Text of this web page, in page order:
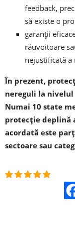
feedback,
să existe o
garanţii
răuvoitoare
nejustificată a
În prezent,
nereguli la nivelul
Numai 10 state
protecţie deplină
acordată este
sectoare sau